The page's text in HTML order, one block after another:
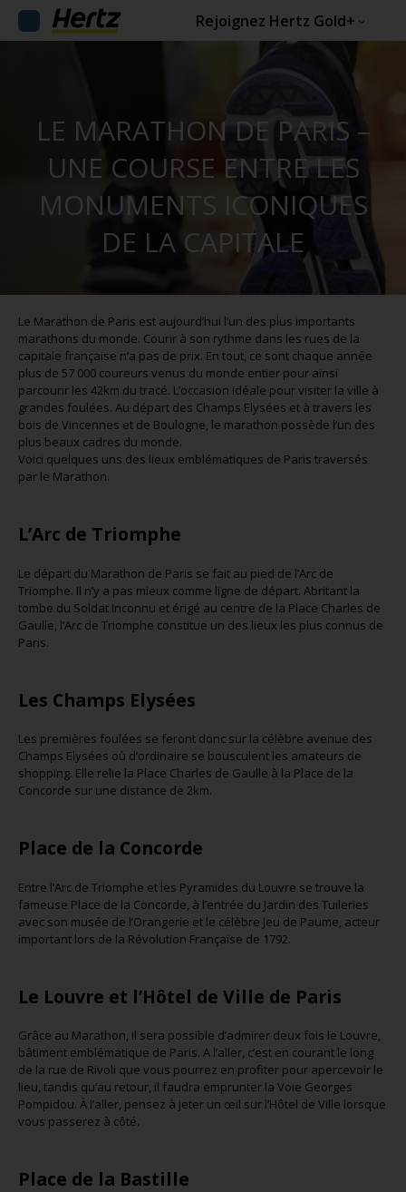
Rejoignez Hertz Gold+
LE MARATHON DE PARIS –
UNE COURSE ENTRE LES
MONUMENTS ICONIQUES
DE LA CAPITALE
Le Marathon de Paris est aujourd’hui l’un des plus importants
marathons du monde. Courir à son rythme dans les rues de la
capitale française n’a pas de prix. En tout, ce sont chaque année
plus de 57 000 coureurs venus du monde entier pour ainsi
parcourir les 42km du tracé. L’occasion idéale pour visiter la ville à
grandes foulées. Au départ des Champs Elysées et à travers les
bois de Vincennes et de Boulogne, le marathon possède l’un des
plus beaux cadres du monde.
Voici quelques uns des lieux emblématiques de Paris traversés
par le Marathon.
L’Arc de Triomphe
Le départ du Marathon de Paris se fait au pied de l’Arc de
Triomphe. Il n’y a pas mieux comme ligne de départ. Abritant la
tombe du Soldat Inconnu et érigé au centre de la Place Charles de
Gaulle, l’Arc de Triomphe constitue un des lieux les plus connus de
Paris.
Les Champs Elysées
Les premières foulées se feront donc sur la célèbre avenue des
Champs Elysées où d’ordinaire se bousculent les amateurs de
shopping. Elle relie la Place Charles de Gaulle à la Place de la
Concorde sur une distance de 2km.
Place de la Concorde
Entre l’Arc de Triomphe et les Pyramides du Louvre se trouve la
fameuse Place de la Concorde, à l’entrée du Jardin des Tuileries
avec son musée de l’Orangerie et le célèbre Jeu de Paume, acteur
important lors de la Révolution Française de 1792.
Le Louvre et l’Hôtel de Ville de Paris
Grâce au Marathon, il sera possible d’admirer deux fois le Louvre,
bâtiment emblématique de Paris. A l’aller, c’est en courant le long
de la rue de Rivoli que vous pourrez en profiter pour apercevoir le
lieu, tandis qu’au retour, il faudra emprunter la Voie Georges
Pompidou. À l’aller, pensez à jeter un œil sur l’Hôtel de Ville lorsque
vous passerez à côté.
Place de la Bastille